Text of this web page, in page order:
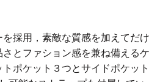
採用，素敵な質感を加えてだけ
とファション感を兼ね備えるケ
ポケット３つとサイドポケット